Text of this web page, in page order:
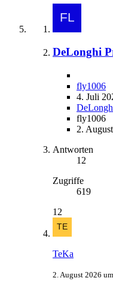
DeLonghi
fly1006
4. Juli
fly1006
2.
Antworten
12
Zugriffe
619
12
TeKa
2. August 2026